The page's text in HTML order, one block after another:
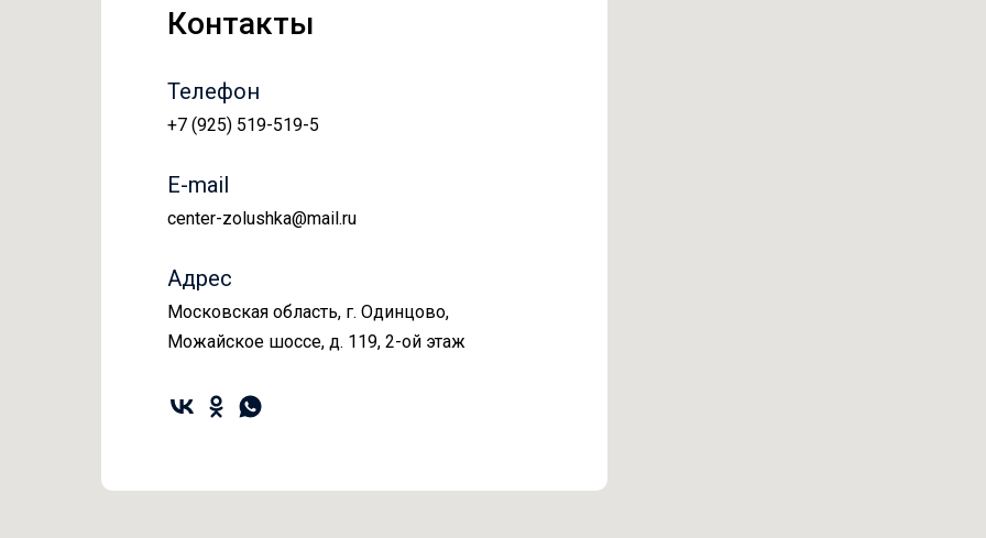
Контакты
Телефон
+7 (925) 519-519-5
E-mail
center-zolushka@mail.ru
Адрес
Московская область, г. Одинцово,
Можайское шоссе, д. 119, 2-ой этаж